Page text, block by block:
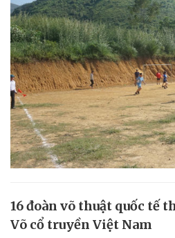
16 đoàn võ thuật quốc tế
Võ cổ truyền Việt Nam